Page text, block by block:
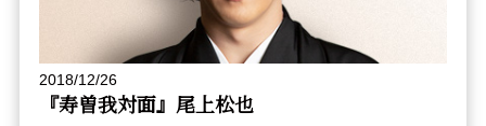
2018/12/26
『寿曽我対面』尾上松也